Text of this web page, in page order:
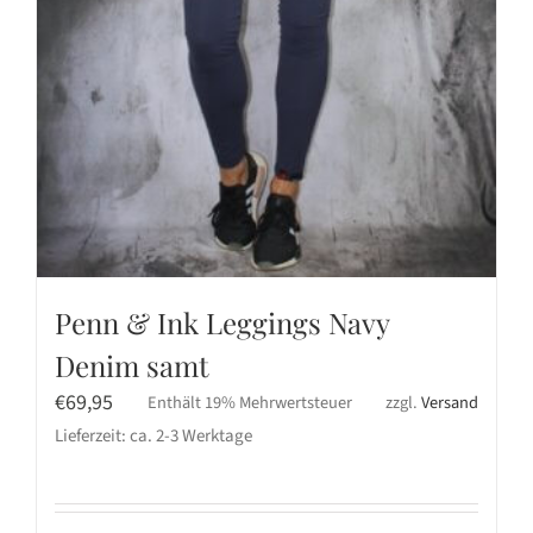
Penn & Ink Leggings Navy
Denim samt
€69,95 Enthält 19% Mehrwertsteuer zzgl.Versand
Lieferzeit: ca. 2-3 Werktage